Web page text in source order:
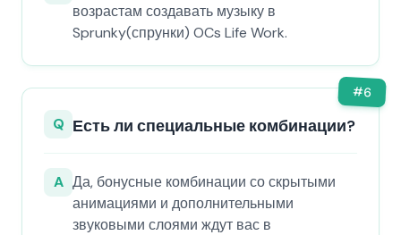
возрастам создавать музыку в
Sprunky(спрунки) OCs Life Work.
#6
Q Есть ли специальные комбинации?
A Да, бонусные комбинации со скрытыми
анимациями и дополнительными
звуковыми слоями ждут вас в